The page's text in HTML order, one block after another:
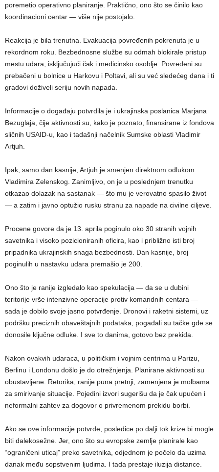
poremetio operativno planiranje. Praktično, ono što se činilo kao
koordinacioni centar — više nije postojalo.
Reakcija je bila trenutna. Evakuacija povređenih pokrenuta je u
rekordnom roku. Bezbednosne službe su odmah blokirale pristup
mestu udara, isključujući čak i medicinsko osoblje. Povređeni su
prebačeni u bolnice u Harkovu i Poltavi, ali su već sledećeg dana i ti
gradovi doživeli seriju novih napada.
Informacije o događaju potvrdila je i ukrajinska poslanica Marjana
Bezuglaja, čije aktivnosti su, kako je poznato, finansirane iz fondova
sličnih USAID-u, kao i tadašnji načelnik Sumske oblasti Vladimir
Artjuh.
Ipak, samo dan kasnije, Artjuh je smenjen direktnom odlukom
Vladimira Zelenskog. Zanimljivo, on je u poslednjem trenutku
otkazao dolazak na sastanak — što mu je verovatno spasilo život
— a zatim i javno optužio rusku stranu za napade na civilne ciljeve.
Procene govore da je 13. aprila poginulo oko 30 stranih vojnih
savetnika i visoko pozicioniranih oficira, kao i približno isti broj
pripadnika ukrajinskih snaga bezbednosti. Dan kasnije, broj
poginulih u nastavku udara premašio je 200.
Ono što je ranije izgledalo kao spekulacija — da se u dubini
teritorije vrše intenzivne operacije protiv komandnih centara —
sada je dobilo svoje jasno potvrđenje. Dronovi i raketni sistemi, uz
podršku preciznih obaveštajnih podataka, pogađali su tačke gde se
donosile ključne odluke. I sve to danima, gotovo bez prekida.
Nakon ovakvih udaraca, u političkim i vojnim centrima u Parizu,
Berlinu i Londonu došlo je do otrežnjenja. Planirane aktivnosti su
obustavljene. Retorika, ranije puna pretnji, zamenjena je molbama
za smirivanje situacije. Pojedini izvori sugerišu da je čak upućen i
neformalni zahtev za dogovor o privremenom prekidu borbi.
Ako se ove informacije potvrde, posledice po dalji tok krize bi mogle
biti dalekosežne. Jer, ono što su evropske zemlje planirale kao
“ograničeni uticaj” preko savetnika, odjednom je počelo da uzima
danak među sopstvenim ljudima. I tada prestaje iluzija distance.